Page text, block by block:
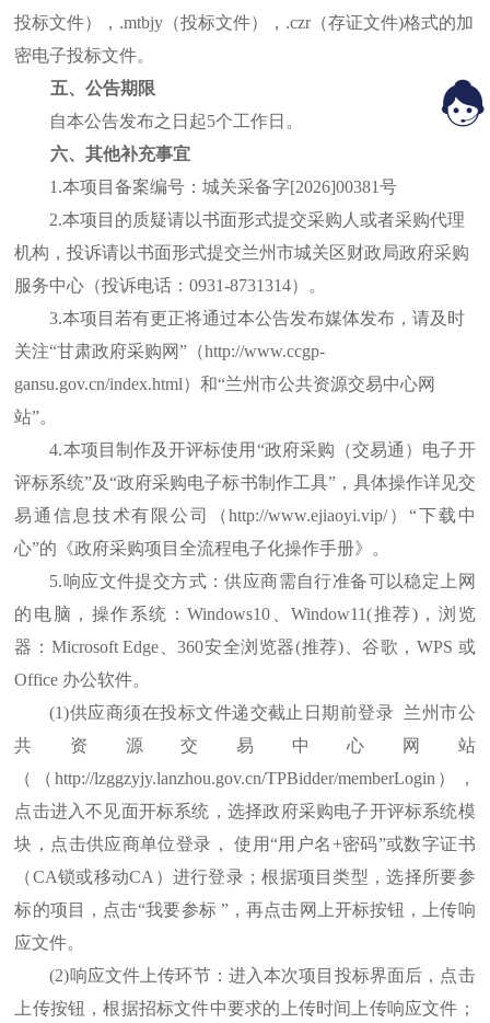
投标文件），.mtbjy（投标文件），.czr（存证文件)格式的加
密电子投标文件。
五、公告期限
自本公告发布之日起5个工作日。
六、其他补充事宜
1.本项目备案编号：城关采备字[2026]00381号
2.本项目的质疑请以书面形式提交采购人或者采购代理
机构，投诉请以书面形式提交兰州市城关区财政局政府采购
服务中心（投诉电话：0931-8731314）。
3.本项目若有更正将通过本公告发布媒体发布，请及时
关注“甘肃政府采购网”（http://www.ccgp-
gansu.gov.cn/index.html）和“兰州市公共资源交易中心网
站”。
4.本项目制作及开评标使用“政府采购（交易通）电子开
评标系统”及“政府采购电子标书制作工具”，具体操作详见交
易通信息技术有限公司（http://www.ejiaoyi.vip/）“下载中
心”的《政府采购项目全流程电子化操作手册》。
5.响应文件提交方式：供应商需自行准备可以稳定上网
的电脑，操作系统：Windows10、Window11(推荐)，浏览
器：Microsoft Edge、360安全浏览器(推荐)、谷歌，WPS 或
Office 办公软件。
(1)供应商须在投标文件递交截止日期前登录 兰州市公
共资源交易中心网站
（（ http://lzggzyjy.lanzhou.gov.cn/TPBidder/memberLogin），
点击进入不见面开标系统，选择政府采购电子开评标系统模
块，点击供应商单位登录， 使用“用户名+密码”或数字证书
（CA锁或移动CA）进行登录；根据项目类型，选择所要参
标的项目，点击“我要参标 ”，再点击网上开标按钮，上传响
应文件。
(2)响应文件上传环节：进入本次项目投标界面后，点击
上传按钮，根据招标文件中要求的上传时间上传响应文件；